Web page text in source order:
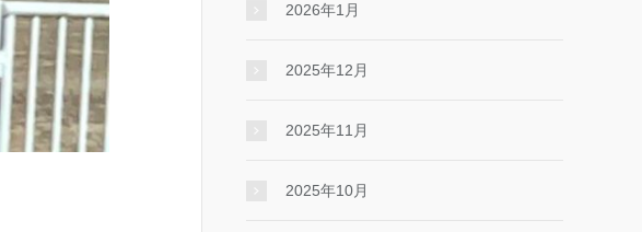
2026年1月
2025年12月
2025年11月
2025年10月